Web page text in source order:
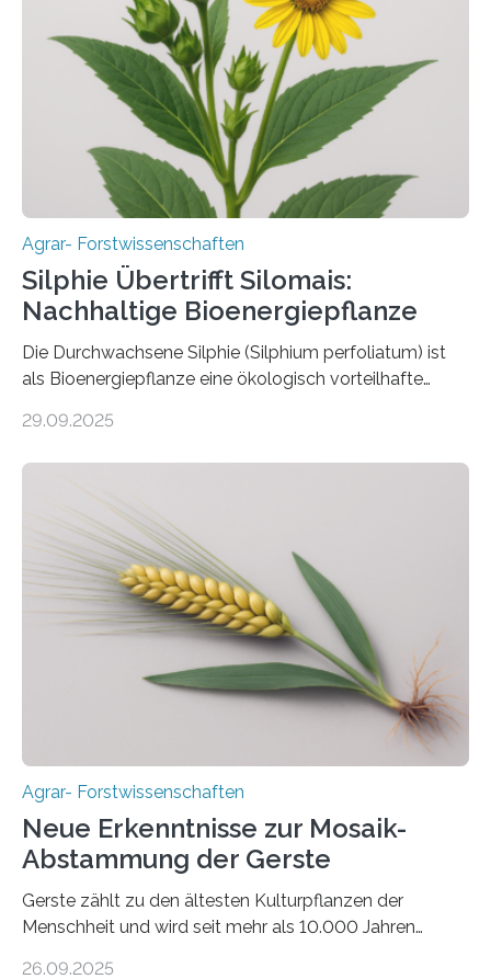
bekämpfen, während gleichzeitig nützliche Insekten
erhalten bleiben. An der Justus-Liebig-Universität
Gießen (JLU) erforscht die Arbeitsgruppe von Prof. Dr.
Marc F. Schetelig am Institut für
Insektenbiotechnologie neue biologische und
biotechnologische Verfahren zur…
Agrar- Forstwissenschaften
Silphie Übertrifft Silomais:
Nachhaltige Bioenergiepflanze
Die Durchwachsene Silphie (Silphium perfoliatum) ist
als Bioenergiepflanze eine ökologisch vorteilhafte
mehrjährigen Vergleichsstudie von Forschenden der
nach nachhaltigen Alternativen zur Energiegewinnung
aus landwirtschaftlichen Kulturen ist ein zentrales
Anliegen im Zuge der europäischen Klimaziele, bis
2050 klimaneutral zu werden. In Deutschland dominiert
bislang der Mais als Energiepflanze, doch sein Anbau
bringt ökologische Herausforderungen mit sich:
Bodenerosion, Nährstoffauswaschung und…
29.09.2025
Agrar- Forstwissenschaften
Neue Erkenntnisse zur Mosaik-
Abstammung der Gerste
Gerste zählt zu den ältesten Kulturpflanzen der
Menschheit und wird seit mehr als 10.000 Jahren
26.09.2025